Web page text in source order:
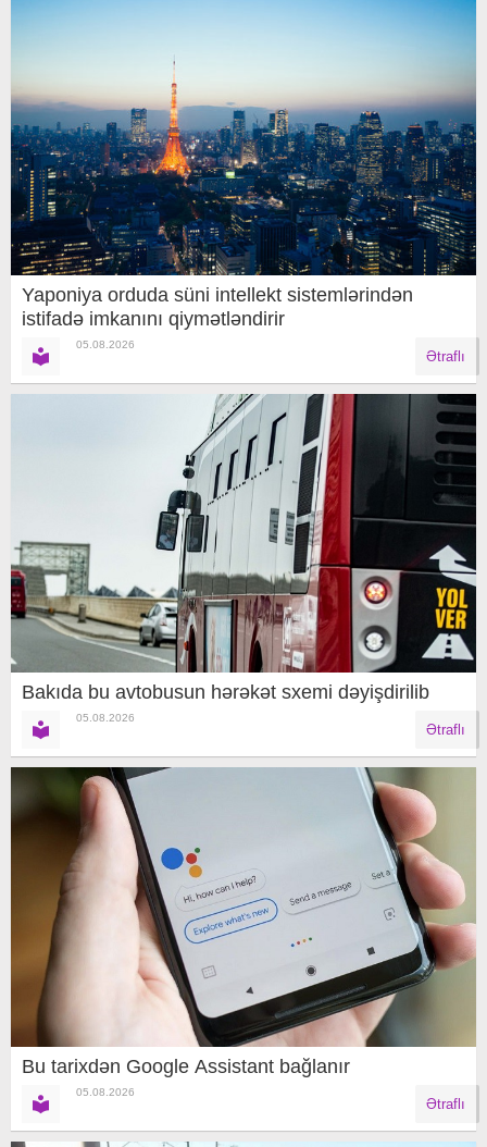
Yaponiya orduda süni intellekt sistemlərindən
istifadə imkanını qiymətləndirir
05.08.2026
Ətraflı
Bakıda bu avtobusun hərəkət sxemi dəyişdirilib
05.08.2026
Ətraflı
Bu tarixdən Google Assistant bağlanır
05.08.2026
Ətraflı